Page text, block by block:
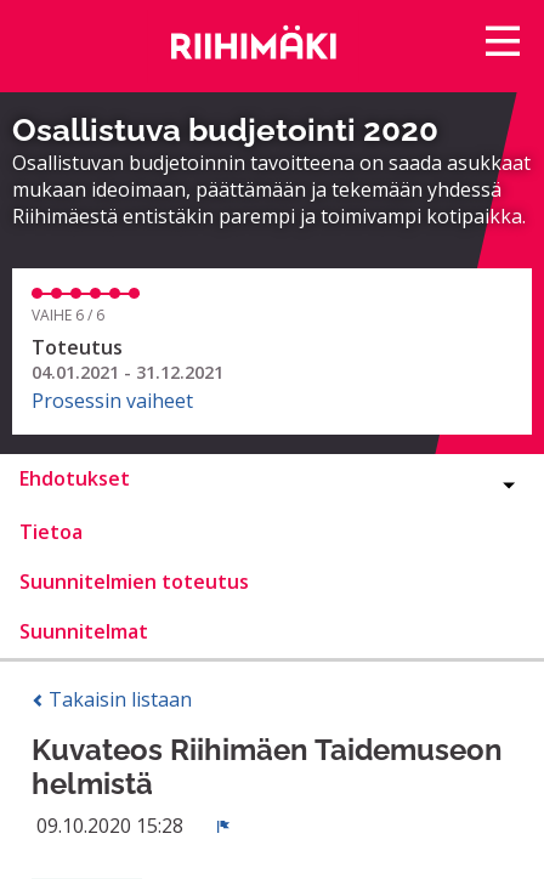
Osallistuva budjetointi 2020
Osallistuvan budjetoinnin tavoitteena on saada asukkaat
mukaan ideoimaan, päättämään ja tekemään yhdessä
Riihimäestä entistäkin parempi ja toimivampi kotipaikka.
VAIHE 6 / 6
Toteutus
04.01.2021 - 31.12.2021
Prosessin vaiheet
Ehdotukset
Tietoa
Suunnitelmien toteutus
Suunnitelmat
Takaisin listaan
Kuvateos Riihimäen Taidemuseon
helmistä
09.10.2020 15:28